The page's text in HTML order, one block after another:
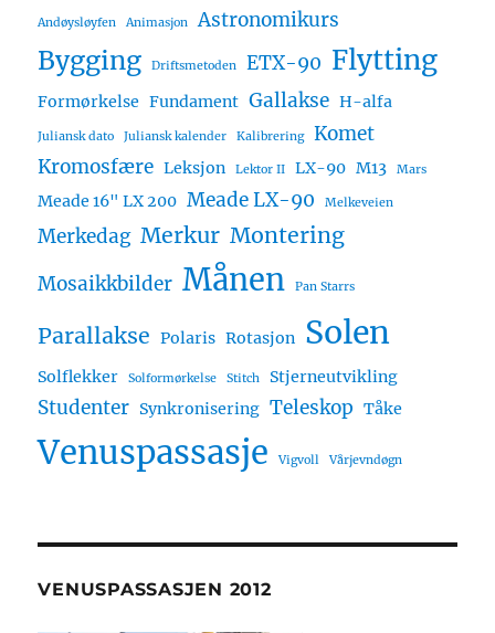
Andøysløyfen Animasjon Astronomikurs
Bygging Driftsmetoden ETX-90 Flytting
Formørkelse Fundament Gallakse H-alfa
Juliansk dato Juliansk kalender Kalibrering
Komet
Kromosfære Leksjon Lektor II LX-90 M13 Mars
Meade 16" LX 200 Meade LX-90 Melkeveien
Merkedag Merkur Montering
Mosaikkbilder Månen Pan Starrs
Parallakse Polaris Rotasjon Solen
Solflekker Solformørkelse Stitch Stjerneutvikling
Studenter Synkronisering Teleskop Tåke
Venuspassasje Vigvoll Vårjevndøgn
VENUSPASSASJEN 2012